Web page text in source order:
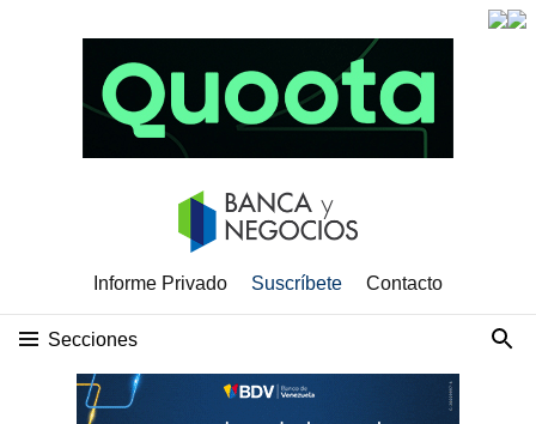
Informe Privado Suscríbete Contacto
Secciones